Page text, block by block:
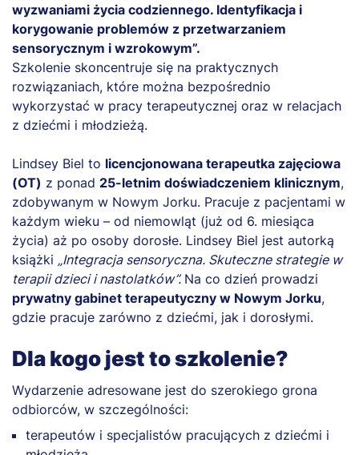
wyzwaniami życia codziennego. Identyfikacja i
korygowanie problemów z przetwarzaniem
sensorycznym i wzrokowym”.
Szkolenie skoncentruje się na praktycznych
rozwiązaniach, które można bezpośrednio
wykorzystać w pracy terapeutycznej oraz w relacjach
z dziećmi i młodzieżą.
Lindsey Biel to licencjonowana terapeutka zajęciowa
(OT) z ponad 25-letnim doświadczeniem klinicznym,
zdobywanym w Nowym Jorku. Pracuje z pacjentami w
każdym wieku – od niemowląt (już od 6. miesiąca
życia) aż po osoby dorosłe. Lindsey Biel jest autorką
książki „Integracja sensoryczna. Skuteczne strategie w
terapii dzieci i nastolatków”. Na co dzień prowadzi
prywatny gabinet terapeutyczny w Nowym Jorku,
gdzie pracuje zarówno z dziećmi, jak i dorosłymi.
Dla kogo jest to szkolenie?
Wydarzenie adresowane jest do szerokiego grona
odbiorców, w szczególności:
terapeutów i specjalistów pracujących z dziećmi i